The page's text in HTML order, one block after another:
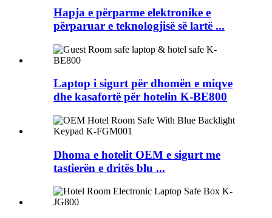
Hapja e përparme elektronike e
përparuar e teknologjisë së lartë ...
Laptop i sigurt për dhomën e miqve
dhe kasafortë për hotelin K-BE800
Dhoma e hotelit OEM e sigurt me
tastierën e dritës blu ...